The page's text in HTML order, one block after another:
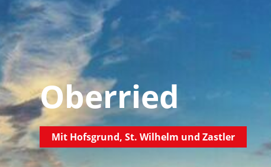
Oberried
Mit Hofsgrund, St. Wilhelm und Zastler